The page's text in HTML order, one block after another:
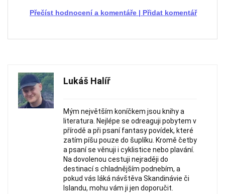
Přidat komentář
|
Přečíst hodnocení a komentáře
Lukáš Halíř
Mým největším koníčkem jsou knihy a
literatura. Nejlépe se odreaguji pobytem v
přírodě a při psaní fantasy povídek, které
zatím píšu pouze do šuplíku. Kromě četby
a psaní se věnuji i cyklistice nebo plavání.
Na dovolenou cestuji nejraději do
destinací s chladnějším podnebím, a
pokud vás láká návštěva Skandinávie či
Islandu, mohu vám ji jen doporučit.